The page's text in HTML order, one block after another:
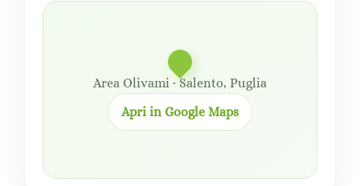
Area Olivami · Salento, Puglia
Apri in Google Maps